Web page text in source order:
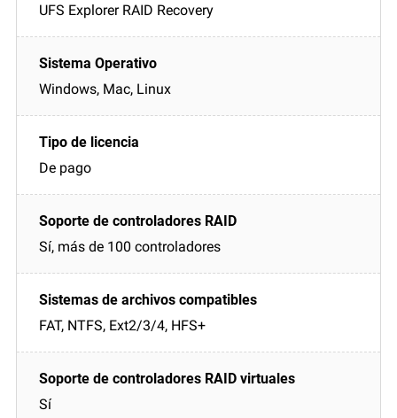
UFS Explorer RAID Recovery
Windows, Mac, Linux
De pago
Sí, más de 100 controladores
FAT, NTFS, Ext2/3/4, HFS+
Sí